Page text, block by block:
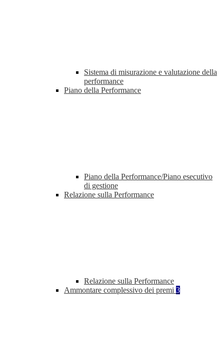
Sistema di misurazione e valutazione della
performance
Piano della Performance
Piano della Performance/Piano esecutivo
di gestione
Relazione sulla Performance
Relazione sulla Performance
Ammontare complessivo dei premi 3